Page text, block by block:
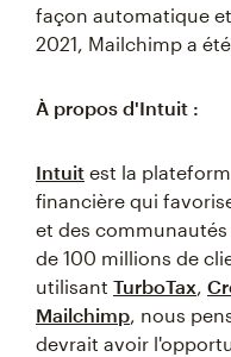
façon automatique
2021, Mailchimp a
À propos d'Intuit :
Intuit est la
financière qui
et des
de 100 millions de
utilisant TurboTax,
Mailchimp, nous
devrait avoir